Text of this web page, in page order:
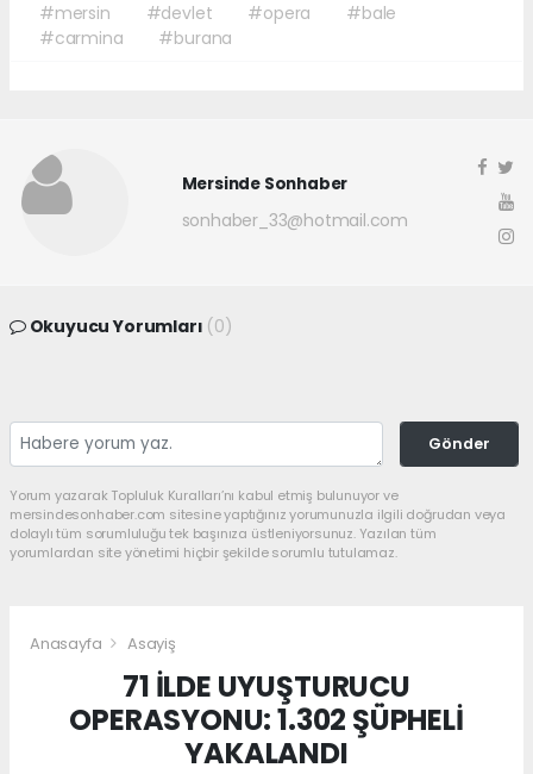
#mersin #devlet #opera
#bale
#carmina
#burana
Mersinde Sonhaber
sonhaber_33@hotmail.com
Okuyucu Yorumları (0)
Gönder
Yorum yazarak Topluluk Kuralları’nı kabul etmiş bulunuyor ve
mersindesonhaber.com sitesine yaptığınız yorumunuzla ilgili doğrudan veya
dolaylı tüm sorumluluğu tek başınıza üstleniyorsunuz. Yazılan tüm
yorumlardan site yönetimi hiçbir şekilde sorumlu tutulamaz.
Anasayfa Asayiş
71 İLDE UYUŞTURUCU
OPERASYONU: 1.302 ŞÜPHELİ
YAKALANDI